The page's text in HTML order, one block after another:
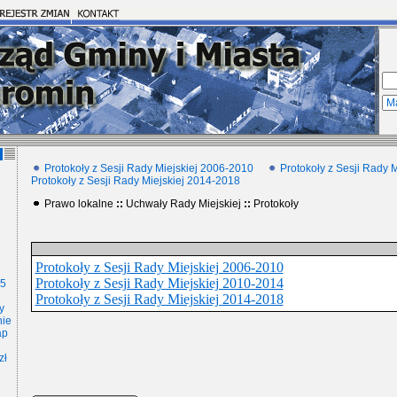
Protokoły z Sesji Rady Miejskiej 2006-2010
Protokoły z Sesji Rady
Protokoły z Sesji Rady Miejskiej 2014-2018
Prawo lokalne :: Uchwały Rady Miejskiej :: Protokoły
Protokoły z Sesji Rady Miejskiej 2006-2010
Protokoły z Sesji Rady Miejskiej 2010-2014
Protokoły z Sesji Rady Miejskiej 2014-2018